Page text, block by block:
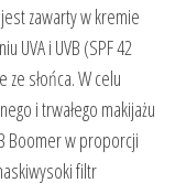
zawarty w kremie
UVA i UVB (SPF 42
słońca. W celu
i trwałego makijażu
Boomer w proporcji
filtr